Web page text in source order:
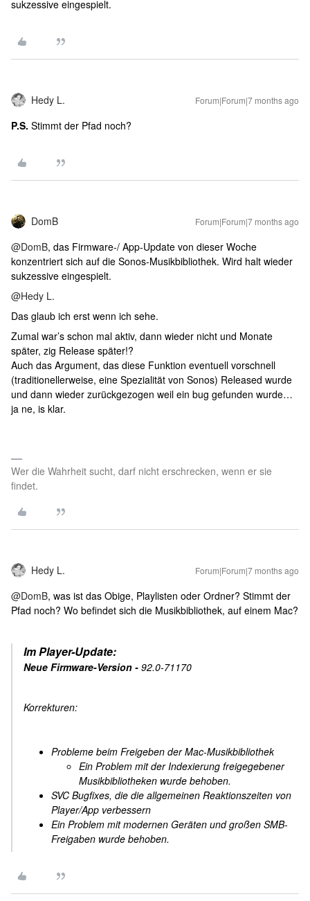
sukzessive eingespielt.
Hedy L. Forum|Forum|7 months ago
P.S. Stimmt der Pfad noch?
DomB Forum|Forum|7 months ago
@DomB, das Firmware-/ App-Update von dieser Woche
konzentriert sich auf die Sonos-Musikbibliothek. Wird halt wieder
sukzessive eingespielt.
@Hedy L.
Das glaub ich erst wenn ich sehe.
Zumal war’s schon mal aktiv, dann wieder nicht und Monate
später, zig Release später!?
Auch das Argument, das diese Funktion eventuell vorschnell
(traditionellerweise, eine Spezialität von Sonos) Released wurde
und dann wieder zurückgezogen weil ein bug gefunden wurde…
ja ne, is klar.
Wer die Wahrheit sucht, darf nicht erschrecken, wenn er sie
findet.
Hedy L. Forum|Forum|7 months ago
@DomB, was ist das Obige, Playlisten oder Ordner? Stimmt der
Pfad noch? Wo befindet sich die Musikbibliothek, auf einem Mac?
Im Player-Update:
Neue Firmware-Version - 92.0-71170
Korrekturen:
Probleme beim Freigeben der Mac-Musikbibliothek
Ein Problem mit der Indexierung freigegebener
Musikbibliotheken wurde behoben.
SVC Bugfixes, die die allgemeinen Reaktionszeiten von
Player/App verbessern
Ein Problem mit modernen Geräten und großen SMB-
Freigaben wurde behoben.